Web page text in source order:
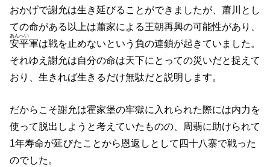
おかげで謝允は生き延びることができましたが、蕭川とし
ての命がある以上は蕭家による王朝再興の可能性があり、
安平
あんへい
軍は戦を止めないという負の連鎖が起きていました。
それゆえ謝允は自分の命は天下にとっての災いだと捉えて
おり、生きれば生きるだけ無駄だと説明します。
だからこそ謝允は霍家堡の牢獄に入れられた際には内力を
使って脱出しようと考えていたものの、周翡に助けられて
1年寿命が延びたことから恩返しとして四十八寨で戦った
のでした。